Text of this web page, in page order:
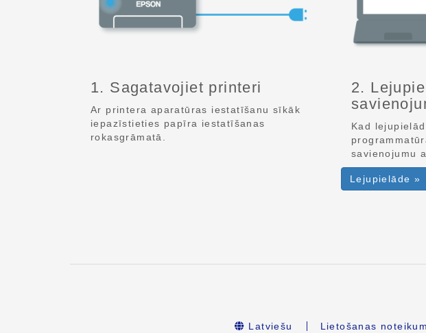
1. Sagatavojiet printeri
Ar printera aparatūras iestatīšanu sīkāk
iepazīstieties papīra iestatīšanas
rokasgrāmatā.
2.
Kad
savienojumu
Lejupielāde »
Latviešu Lietošanas